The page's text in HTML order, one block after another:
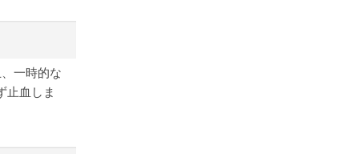
一時的な
止血しま